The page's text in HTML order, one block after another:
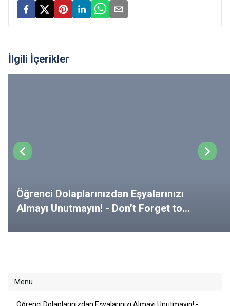
İlgili İçerikler
Öğrenci Dolaplarınızdan Eşyalarınızı
Almayı Unutmayın! - Don’t Forget to
Menu